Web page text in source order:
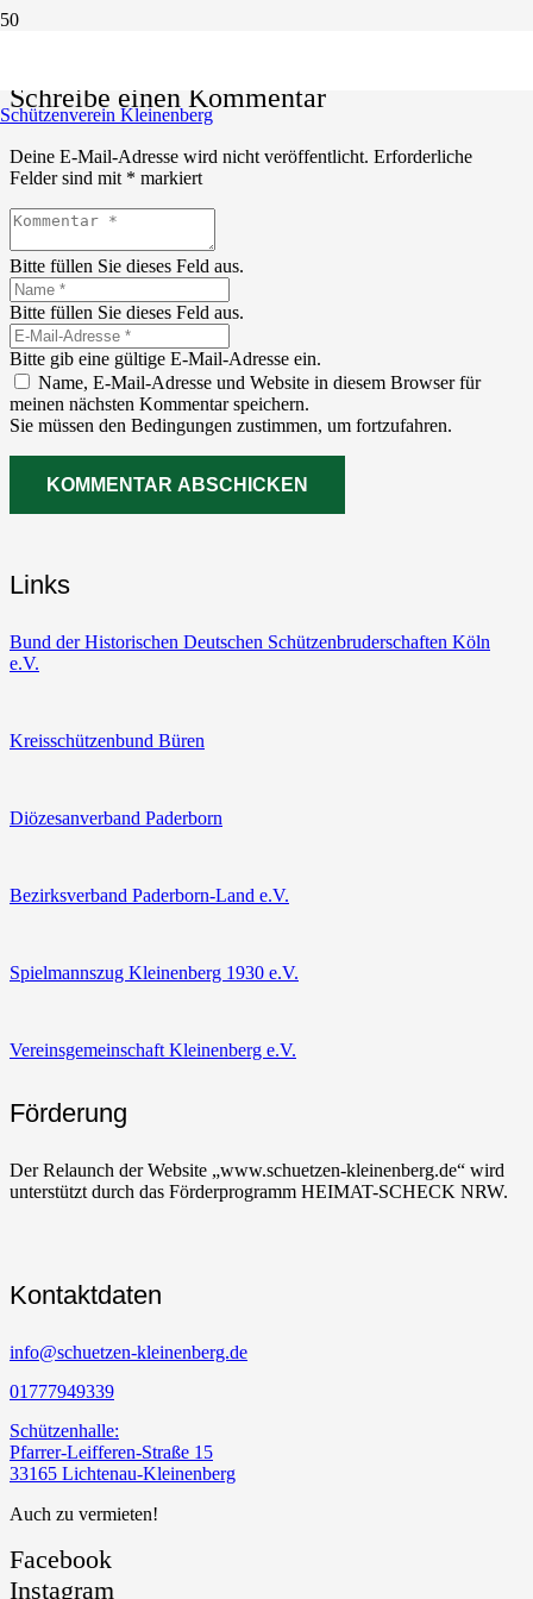
Schützenverein Kleinenberg
Schreibe einen Kommentar
Deine E-Mail-Adresse wird nicht veröffentlicht. Erforderliche
Felder sind mit * markiert
Bitte füllen Sie dieses Feld aus.
Bitte füllen Sie dieses Feld aus.
Bitte gib eine gültige E-Mail-Adresse ein.
Name, E-Mail-Adresse und Website in diesem Browser für
meinen nächsten Kommentar speichern.
Sie müssen den Bedingungen zustimmen, um fortzufahren.
KOMMENTAR ABSCHICKEN
Links
Bund der Historischen Deutschen Schützenbruderschaften Köln
e.V.
Kreisschützenbund Büren
Diözesanverband Paderborn
Bezirksverband Paderborn-Land e.V.
Spielmannszug Kleinenberg 1930 e.V.
Vereinsgemeinschaft Kleinenberg e.V.
Förderung
Der Relaunch der Website „www.schuetzen-kleinenberg.de“ wird
unterstützt durch das Förderprogramm HEIMAT-SCHECK NRW.
Kontaktdaten
info@schuetzen-kleinenberg.de
01777949339
Schützenhalle:
Pfarrer-Leifferen-Straße 15
33165 Lichtenau-Kleinenberg
Auch zu vermieten!
Facebook
Instagram